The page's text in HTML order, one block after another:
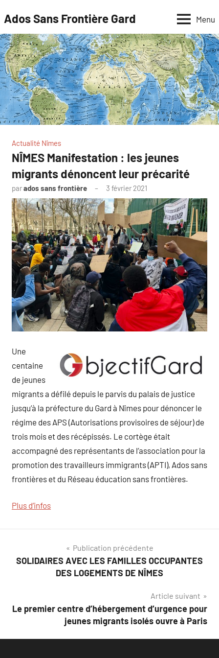
au
contenu
Ados Sans Frontière Gard Menu
Actualité Nîmes
NÎMES Manifestation : les jeunes
migrants dénoncent leur précarité
parados sans frontière 3 février 2021
Une
centaine
de jeunes
migrants a défilé depuis le parvis du palais de justice
jusqu’à la préfecture du Gard à Nîmes pour dénoncer le
régime des APS (Autorisations provisoires de séjour) de
trois mois et des récépissés. Le cortège était
accompagné des représentants de l’association pour la
promotion des travailleurs immigrants (APTI), Ados sans
frontières et du Réseau éducation sans frontières.
Plus d’infos
Navigation
de
Publication précédente
SOLIDAIRES AVEC LES FAMILLES OCCUPANTES
DES LOGEMENTS DE NÎMES
Article suivant
Le premier centre d’hébergement d’urgence pour
jeunes migrants isolés ouvre à Paris